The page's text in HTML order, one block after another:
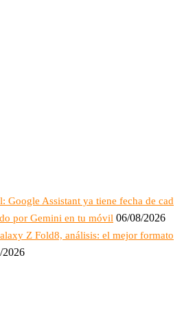
Google Assistant ya tiene fecha de cad
por Gemini en tu móvil 06/08/2026
Z Fold8, análisis: el mejor formato
2026